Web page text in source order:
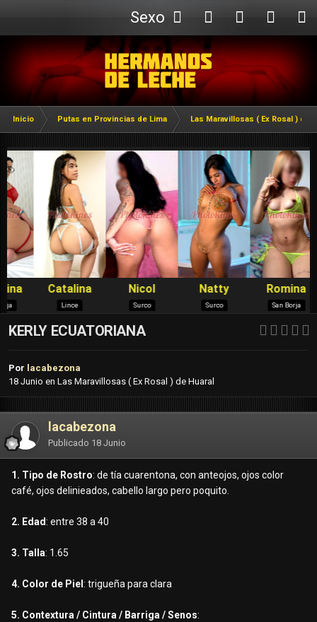
Sexo
Webcam
Inicio Putas en Provincias de Lima Las Maravillosas ( Ex Rosal ) de
KERLY ECUATORIANA
Por lacabezona
18 Junio en Las Maravillosas ( Ex Rosal ) de Huaral
lacabezona
Publicado 18 Junio
1. Tipo de Rostro: de tía cuarentona, con anteojos, ojos color
café, ojos delinieados, cabello largo pero poquito.
2. Edad: entre 38 a 40
3. Talla: 1.65
4. Color de Piel : trigueña para clara
5. Contextura / Cintura / Barriga / Senos: